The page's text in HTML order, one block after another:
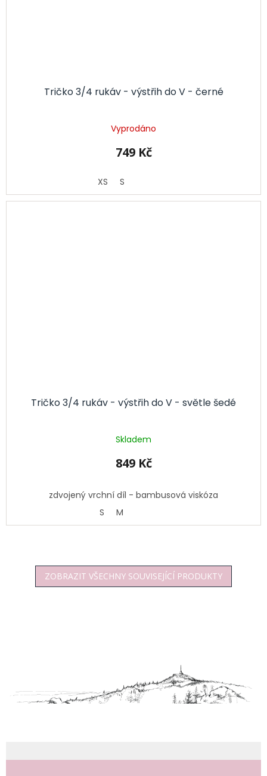
Tričko 3/4 rukáv - výstřih do V - černé
Vyprodáno
749 Kč
XS S
Tričko 3/4 rukáv - výstřih do V - světle šedé
Skladem
849 Kč
zdvojený vrchní díl - bambusová viskóza
S
M
ZOBRAZIT VŠECHNY SOUVISEJÍCÍ PRODUKTY